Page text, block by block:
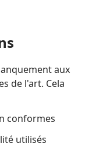
aux
de l'art. Cela
conformes
utilisés